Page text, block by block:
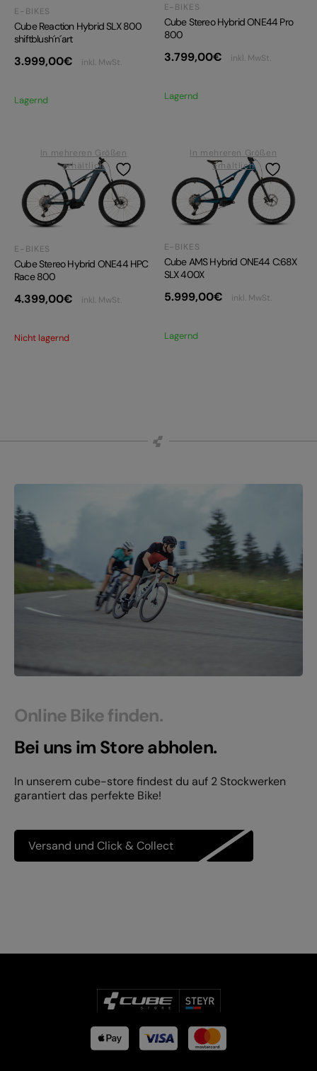
E-BIKES
Cube Reaction Hybrid SLX 800
shiftblush´n´art
3.999,00€ inkl. MwSt.
Lagernd
E-BIKES
Cube Stereo Hybrid ONE44 Pro
800
3.799,00€ inkl. MwSt.
Lagernd
In mehreren Größen
erhältlich
E-BIKES
Cube Stereo Hybrid ONE44 HPC
Race 800
4.399,00€ inkl. MwSt.
Nicht lagernd
In mehreren Größen
erhältlich
E-BIKES
Cube AMS Hybrid ONE44 C:68X
SLX 400X
5.999,00€ inkl. MwSt.
Lagernd
Online Bike finden.
Bei uns im Store abholen.
In unserem cube-store findest du auf 2 Stockwerken
garantiert das perfekte Bike!
Versand und Click & Collect